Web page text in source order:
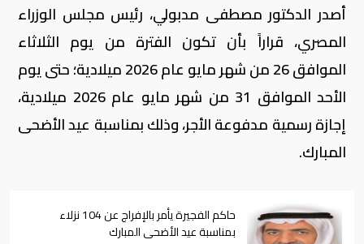
أصدر الدكتور مصطفى مدبولي، رئيس مجلس الوزراء
المصري، قراراً بأن تكون الفترة من يوم الثلاثاء
الموافق 26 من شهر مايو عام 2026 ميلادية؛ حتى يوم
الأحد الموافق 31 من شهر مايو عام 2026 ميلادية،
إجازة رسمية مدفوعة الأجر، وذلك بمناسبة عيد الأضحى
المبارك.
حاكم الفجيرة يأمر بالإفراج عن 104 نزلاء
بمناسبة عيد الأضحى المبارك